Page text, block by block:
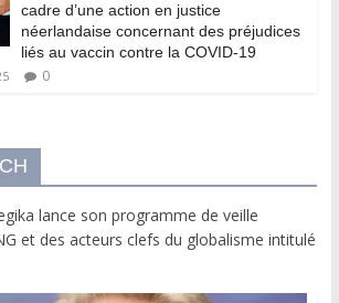
cadre d’une action en justice
néerlandaise concernant des préjudices
liés au vaccin contre la COVID-19
0
lance son programme de veille
et des acteurs clefs du globalisme intitulé